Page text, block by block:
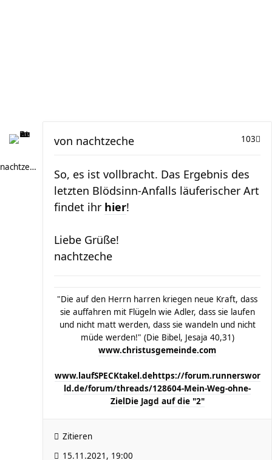
nachtzeche
103
von nachtzeche
So, es ist vollbracht. Das Ergebnis des
letzten Blödsinn-Anfalls läuferischer Art
findet ihr hier!
Liebe Grüße!
nachtzeche
"Die auf den Herrn harren kriegen neue Kraft, dass
sie auffahren mit Flügeln wie Adler, dass sie laufen
und nicht matt werden, dass sie wandeln und nicht
müde werden!" (Die Bibel, Jesaja 40,31)
www.christusgemeinde.com
www.laufSPECKtakel.dehttps://forum.runnerswor
ld.de/forum/threads/128604-Mein-Weg-ohne-
Ziel Die Jagd auf die "2"
Zitieren
15.11.2021, 19:00